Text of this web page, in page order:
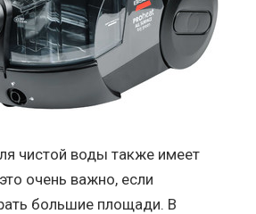
чистой воды также имеет
очень важно, если
большие площади. В